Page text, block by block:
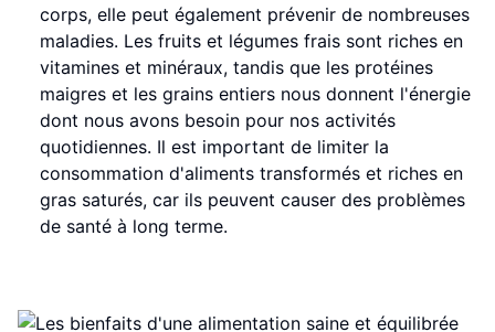
corps, elle peut également prévenir de nombreuses
maladies. Les fruits et légumes frais sont riches en
vitamines et minéraux, tandis que les protéines
maigres et les grains entiers nous donnent l'énergie
dont nous avons besoin pour nos activités
quotidiennes. Il est important de limiter la
consommation d'aliments transformés et riches en
gras saturés, car ils peuvent causer des problèmes
de santé à long terme.